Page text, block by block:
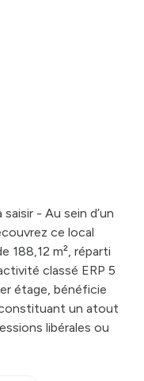
- Au sein d’un
ce local
188,12 m², réparti
classé ERP 5
étage, bénéficie
constituant un atout
libérales ou